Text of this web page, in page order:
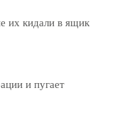
их кидали в ящик
и пугает